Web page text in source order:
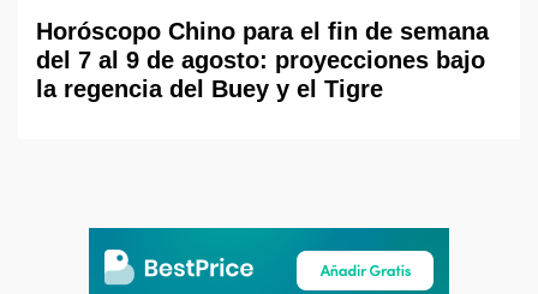
Horóscopo Chino para el fin de semana
del 7 al 9 de agosto: proyecciones bajo
la regencia del Buey y el Tigre